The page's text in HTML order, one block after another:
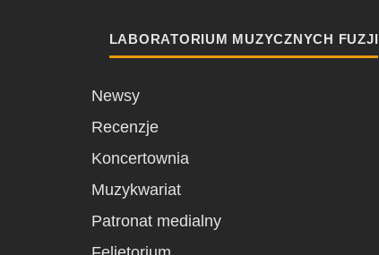
LABORATORIUM MUZYCZNYCH FUZJI
Newsy
Recenzje
Koncertownia
Muzykwariat
Patronat medialny